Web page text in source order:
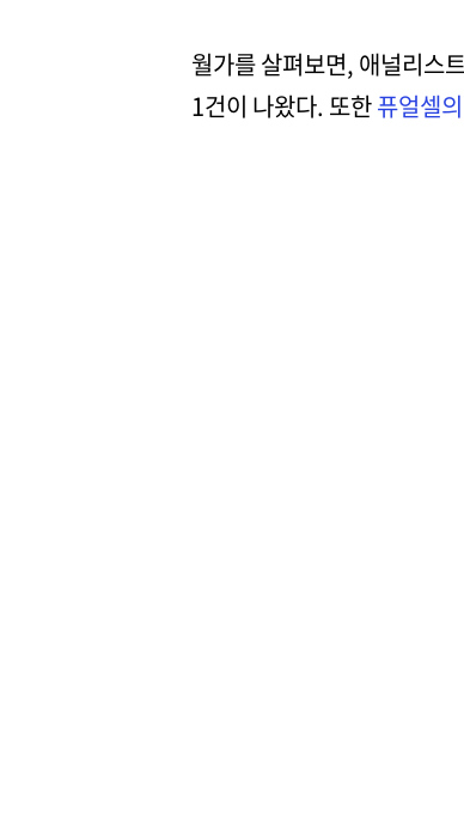
월가를 살펴보면, 애널리스
1건이 나왔다. 또한퓨얼셀